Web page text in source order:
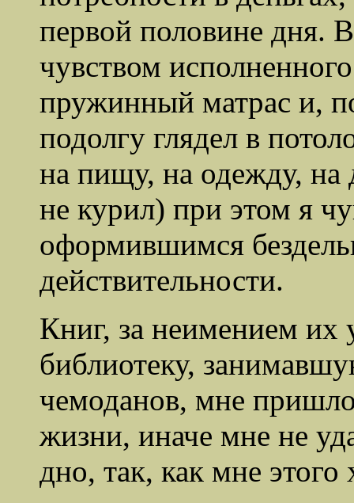
первой половине дня.
чувством
пружинный матрас и,
подолгу глядел в
на пищу, на одежду, на
не курил) при этом я
оформившимся
действительности.
Книг, за неимением их
библиотеку,
чемоданов, мне
жизни, иначе мне не
дно, так, как мне